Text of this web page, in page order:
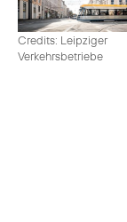
Credits: Leipziger
Verkehrsbetriebe